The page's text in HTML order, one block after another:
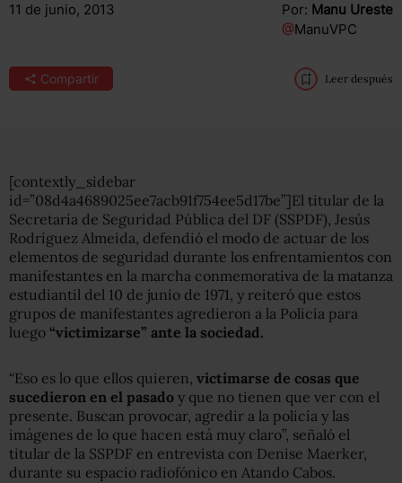
11 de junio, 2013 Por: Manu Ureste
@ManuVPC
Compartir Leer después
[contextly_sidebar
id=”08d4a4689025ee7acb91f754ee5d17be”]El titular de la
Secretaría de Seguridad Pública del DF (SSPDF), Jesús
Rodríguez Almeida, defendió el modo de actuar de los
elementos de seguridad durante los enfrentamientos con
manifestantes en la marcha conmemorativa de la matanza
estudiantil del 10 de junio de 1971, y reiteró que estos
grupos de manifestantes agredieron a la Policía para
luego “victimizarse” ante la sociedad.
“Eso es lo que ellos quieren, victimarse de cosas que
sucedieron en el pasado y que no tienen que ver con el
presente. Buscan provocar, agredir a la policía y las
imágenes de lo que hacen está muy claro”, señaló el
titular de la SSPDF en entrevista con Denise Maerker,
durante su espacio radiofónico en Atando Cabos.